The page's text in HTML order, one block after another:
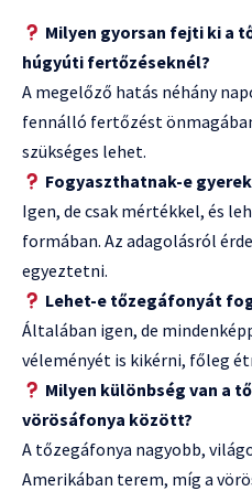
Milyen gyorsan fejti ki a
húgyúti fertőzéseknél?
A megelőző hatás néhány
fennálló fertőzést
szükséges lehet.
Fogyaszthatnak-e
Igen, de csak mértékkel, és
formában. Az adagolásról
egyeztetni.
Lehet-e tőzegáfonyát
Általában igen, de
véleményét is kikérni, főleg
Milyen különbség van a
vörösáfonya között?
A tőzegáfonya nagyobb,
Amerikában terem, míg a